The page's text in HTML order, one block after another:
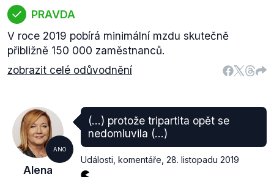
PRAVDA
V roce 2019 pobírá minimální mzdu skutečně
přibližně 150 000 zaměstnanců.
zobrazit celé odůvodnění
ANO
Alena
(...) protože tripartita opět se
nedomluvila (...)
Události, komentáře 28. listopadu 2019